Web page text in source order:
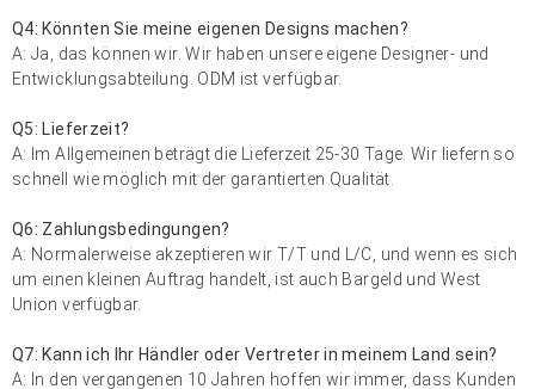
Q4: Könnten Sie meine eigenen Designs machen?
A: Ja, das können wir. Wir haben unsere eigene Designer- und
Entwicklungsabteilung. ODM ist verfügbar.
Q5: Lieferzeit?
A: Im Allgemeinen beträgt die Lieferzeit 25-30 Tage. Wir liefern so
schnell wie möglich mit der garantierten Qualität.
Q6: Zahlungsbedingungen?
A: Normalerweise akzeptieren wir T/T und L/C, und wenn es sich
um einen kleinen Auftrag handelt, ist auch Bargeld und West
Union verfügbar.
Q7: Kann ich Ihr Händler oder Vertreter in meinem Land sein?
A: In den vergangenen 10 Jahren hoffen wir immer, dass Kunden